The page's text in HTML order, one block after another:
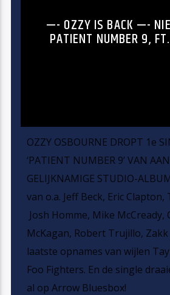
—- OZZY IS BACK —-
PATIENT NUMBER 9,
OZZY OSBOURNE DROPT 1e
‘PATIENT NUMBER 9’ VAN
GELIJKNAMIGE STUDIO-
van o.a. Jeff Beck, Eric
Josh Homme, Mike McCready,
McKagan, Robert Trujillo, Zakk
laatste opnames van wijlen
Foo Fighters. En de single
al op Arrow Bluesbox!